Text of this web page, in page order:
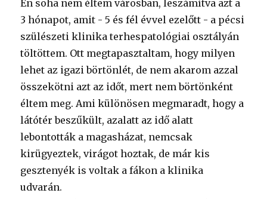
Én soha nem éltem városban, leszámítva azt a
3 hónapot, amit - 5 és fél évvel ezelőtt - a pécsi
szülészeti klinika terhespatológiai osztályán
töltöttem. Ott megtapasztaltam, hogy milyen
lehet az igazi börtönlét, de nem akarom azzal
összekötni azt az időt, mert nem börtönként
éltem meg. Ami különösen megmaradt, hogy a
látótér beszűkült, azalatt az idő alatt
lebontották a magasházat, nemcsak
kirügyeztek, virágot hoztak, de már kis
gesztenyék is voltak a fákon a klinika
udvarán.